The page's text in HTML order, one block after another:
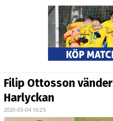
BILDGALLERI
KONTAKT
Filip Ottosson
Harlyckan
2020-03-04 16:25